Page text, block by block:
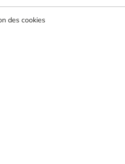
des cookies